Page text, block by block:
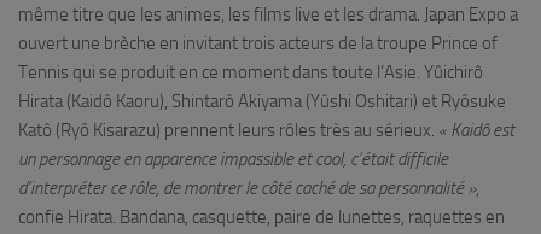
même titre que les animes, les films live et les drama. Japan Expo a
ouvert une brèche en invitant trois acteurs de la troupe Prince of
Tennis qui se produit en ce moment dans toute l’Asie. Yûichirô
Hirata (Kaidô Kaoru), Shintarô Akiyama (Yûshi Oshitari) et Ryôsuke
Katô (Ryô Kisarazu) prennent leurs rôles très au sérieux. « Kaidô est
un personnage en apparence impassible et cool, c’était difficile
d’interpréter ce rôle, de montrer le côté caché de sa personnalité »,
confie Hirata. Bandana, casquette, paire de lunettes, raquettes en